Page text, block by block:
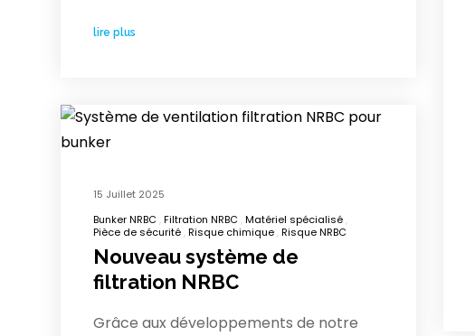
lire plus
15 Juillet 2025
Bunker NRBC Filtration NRBC Matériel spécialisé
Pièce de sécurité Risque chimique Risque NRBC
Nouveau système de
filtration NRBC
Grâce aux développements de notre